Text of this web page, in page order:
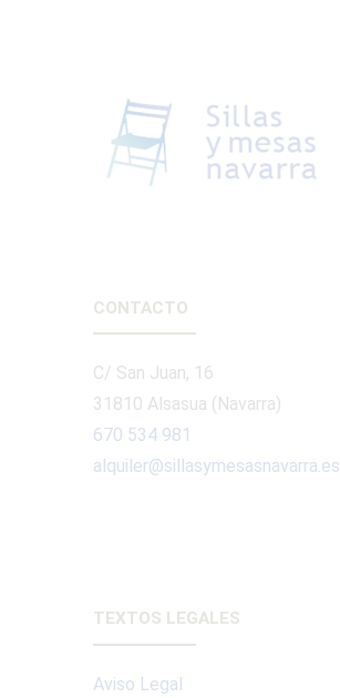
CONTACTO
C/ San Juan, 16
31810 Alsasua (Navarra)
670 534 981
alquiler@sillasymesasnavarra.es
TEXTOS LEGALES
Aviso Legal